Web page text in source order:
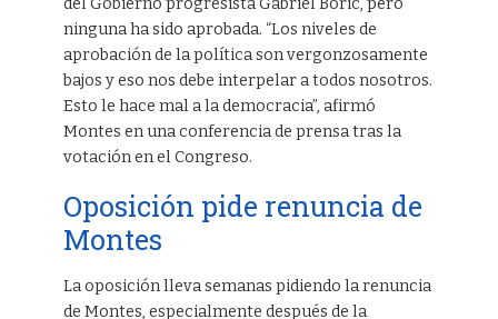
ninguna ha sido aprobada. “Los niveles de
aprobación de la política son vergonzosamente
bajos y eso nos debe interpelar a todos nosotros.
Esto le hace mal a la democracia”, afirmó
Montes en una conferencia de prensa tras la
votación en el Congreso.
Oposición pide renuncia de
Montes
La oposición lleva semanas pidiendo la renuncia
de Montes, especialmente después de la